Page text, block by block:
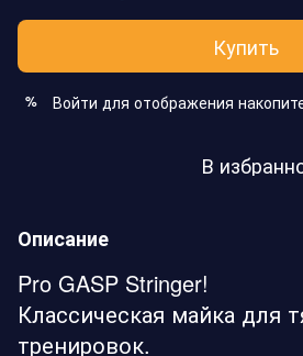
Купить
% Войти для отображения
В
Описание
Pro GASP Stringer!
Классическая майка для
тренировок.